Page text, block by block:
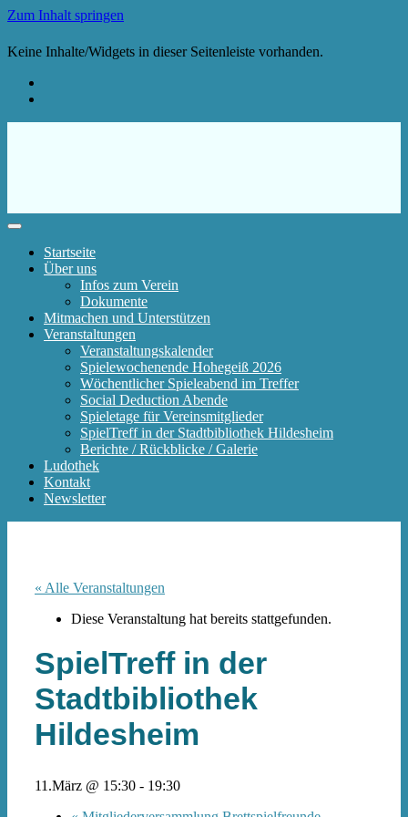
Zum Inhalt springen
Keine Inhalte/Widgets in dieser Seitenleiste vorhanden.
Startseite
Über uns
Infos zum Verein
Dokumente
Mitmachen und Unterstützen
Veranstaltungen
Veranstaltungskalender
Spielewochenende Hohegeiß 2026
Wöchentlicher Spieleabend im Treffer
Social Deduction Abende
Spieletage für Vereinsmitglieder
SpielTreff in der Stadtbibliothek Hildesheim
Berichte / Rückblicke / Galerie
Ludothek
Kontakt
Newsletter
« Alle Veranstaltungen
Diese Veranstaltung hat bereits stattgefunden.
SpielTreff in der
Stadtbibliothek
Hildesheim
11.März @ 15:30 - 19:30